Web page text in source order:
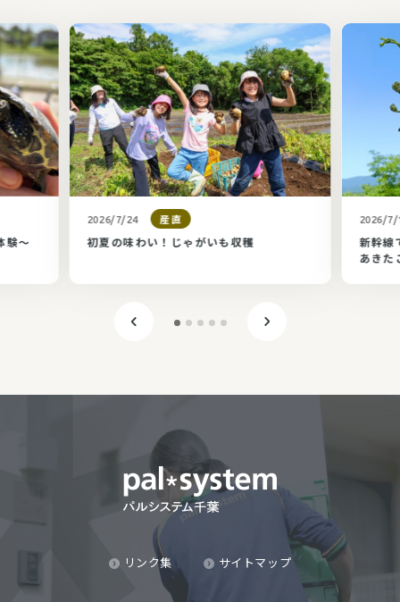
験～
2026/7/24 産直
初夏の味わい！じゃがいも収穫
2026/7/
新幹線
あきた
リンク集 サイトマップ